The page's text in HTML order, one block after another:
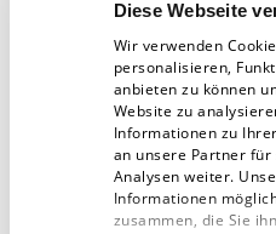
Diese Webseite
Wir verwenden
personalisieren,
anbieten zu können
Website zu
Informationen zu
an unsere Partner
Analysen weiter.
Informationen
zusammen, die Sie
zu öffnen.
»Das hat sich jedoch
einschneidenden
danach ist mir
Veränderung betrifft
überall, ob privat oder